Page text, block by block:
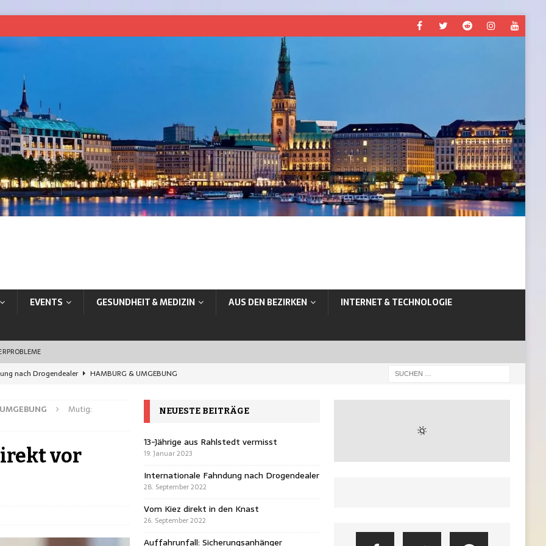
EVENTS GESUNDHEIT & MEDIZIN AUS DEN BEZIRKEN
INTERNET & TECHNOLOGIE
nach Drogendealer
HAMBURG & UMGEBUNG
übersehen
HAMBURG & UMGEBUNG
HAMBURG & UMGEBUNG
Mutig:
vor
NEUESTE BEITRÄGE
13-Jährige aus Rahlstedt vermisst
19. Januar 2023
Internationale Fahndung nach Drogendealer
28. September 2022
Vom Kiez direkt in den Knast
26. September 2022
Auffahrunfall: Sicherungsanhänger